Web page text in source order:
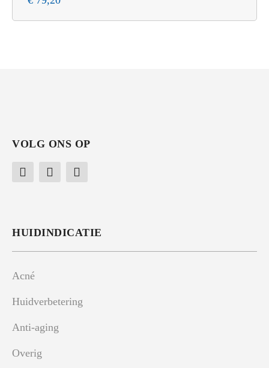
VOLG ONS OP
HUIDINDICATIE
Acné
Huidverbetering
Anti-aging
Overig